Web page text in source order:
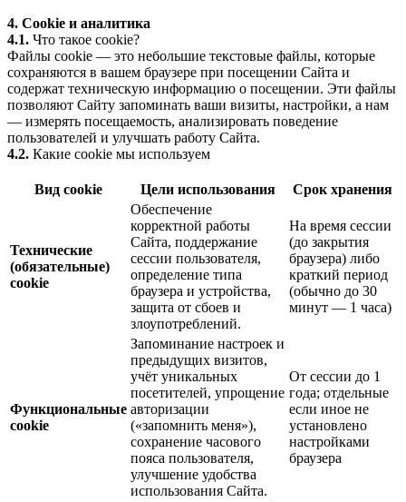
4. Cookie и аналитика
4.1. Что такое cookie?
Файлы cookie — это небольшие текстовые файлы, которые
сохраняются в вашем браузере при посещении Сайта и
содержат техническую информацию о посещении. Эти файлы
позволяют Сайту запоминать ваши визиты, настройки, а нам
— измерять посещаемость, анализировать поведение
пользователей и улучшать работу Сайта.
4.2. Какие cookie мы используем
Вид cookie Цели использования Срок хранения
Технические
(обязательные)
cookie
Обеспечение
корректной работы
Сайта, поддержание
сессии пользователя,
определение типа
браузера и устройства,
защита от сбоев и
злоупотреблений.
На время сессии
(до закрытия
браузера) либо
краткий период
(обычно до 30
минут — 1 часа)
Функциональные
cookie
Запоминание настроек и
предыдущих визитов,
учёт уникальных
посетителей, упрощение
авторизации
(«запомнить меня»),
сохранение часового
пояса пользователя,
улучшение удобства
использования Сайта.
От сессии до 1
года; отдельные
если иное не
установлено
настройками
браузера